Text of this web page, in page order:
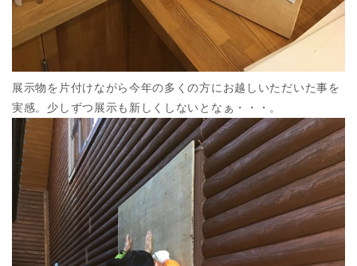
展示物を片付けながら今年の多くの方にお越しいただいた事を
実感。少しずつ展示も新しくしないとなぁ・・・。